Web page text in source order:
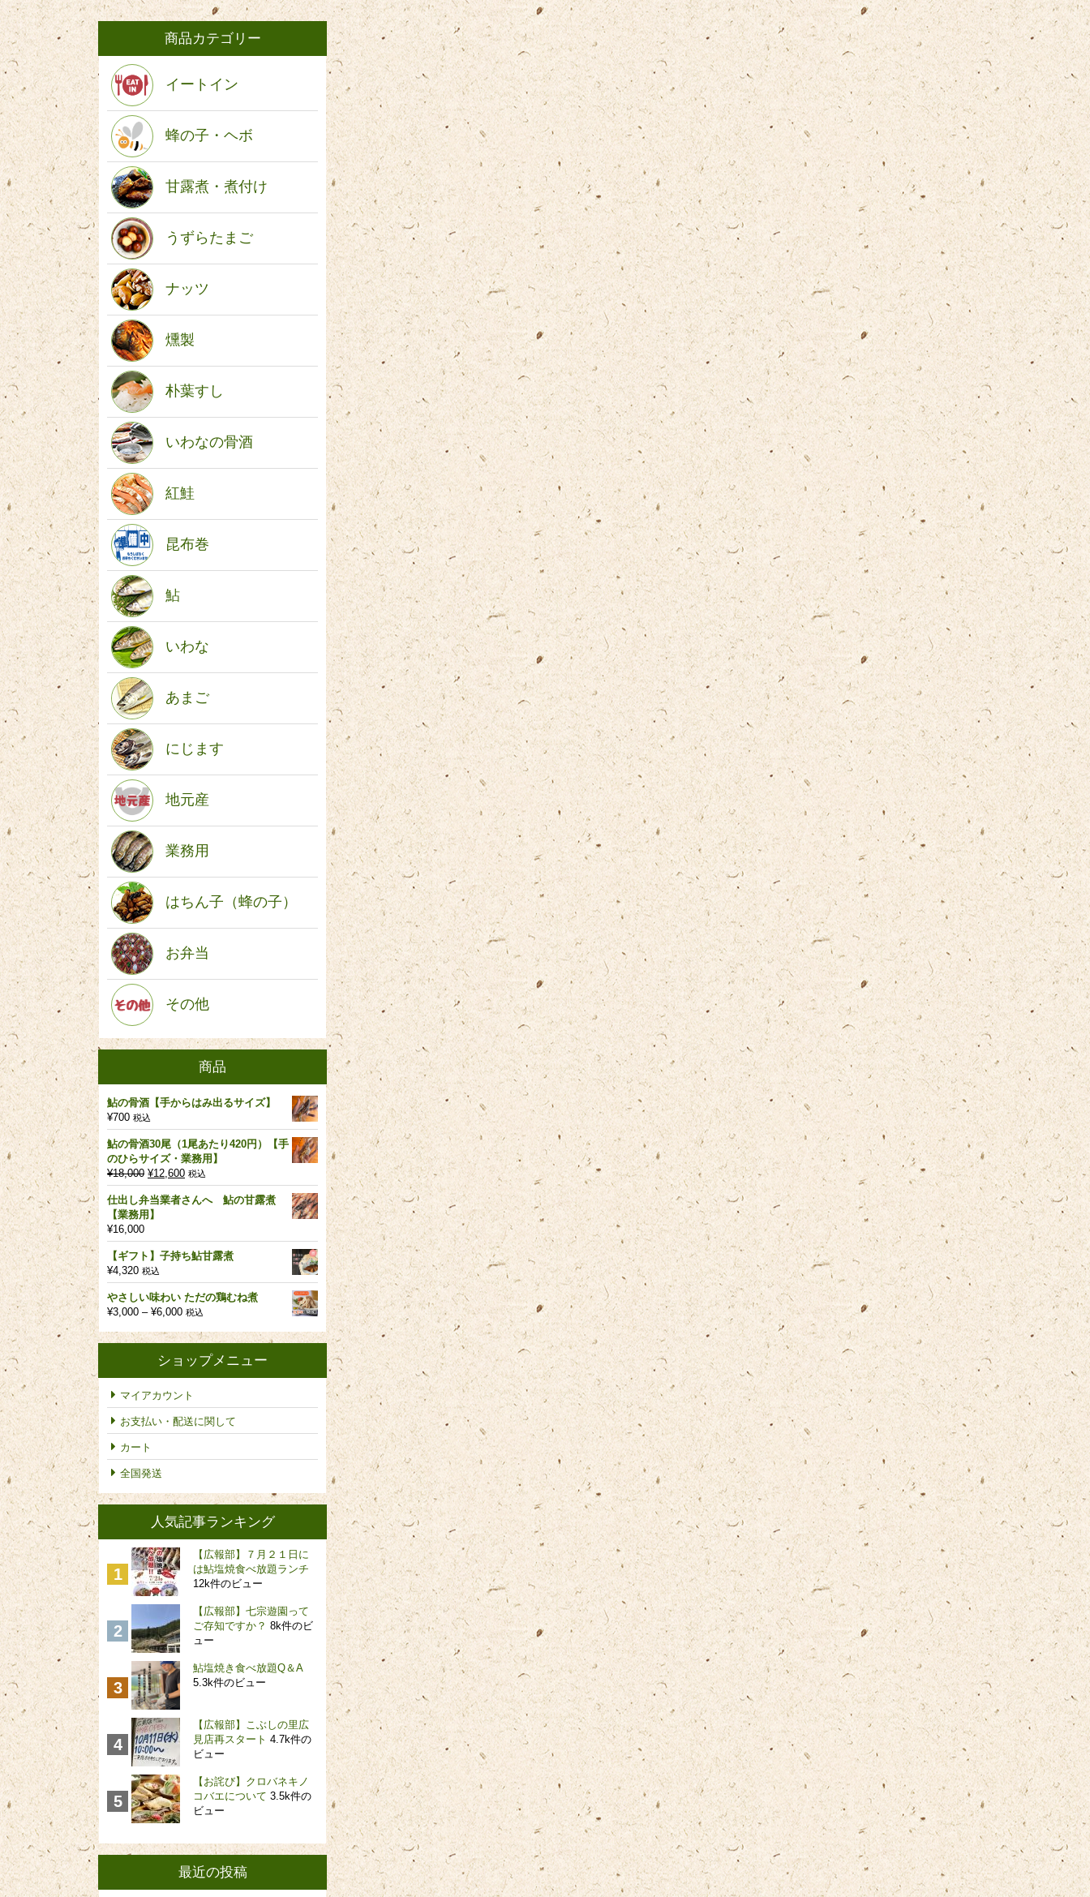
商品カテゴリー
イートイン
蜂の子・ヘボ
甘露煮・煮付け
うずらたまご
ナッツ
燻製
朴葉すし
いわなの骨酒
紅鮭
昆布巻
鮎
いわな
あまご
にじます
地元産
業務用
はちん子（蜂の子）
お弁当
その他
商品
鮎の骨酒【手からはみ出るサイズ】
¥700 税込
鮎の骨酒30尾（1尾あたり420円）【手
のひらサイズ・業務用】
¥18,000 元
の
価
格
¥18,000
で
し
た。
¥12,600現
在
の
は
¥12,600
税込
仕出し弁当業者さんへ 鮎の甘露煮
【業務用】
¥16,000
【ギフト】子持ち鮎甘露煮
¥4,320 税込
やさしい味わい ただの鶏むね煮
¥3,000 – ¥6,000価
帯:
¥3,000
税込
ショップメニュー
マイアカウント
お支払い・配送に関して
カート
全国発送
人気記事ランキング
【広報部】７月２１日に
は鮎塩焼食べ放題ランチ
12k件のビュー
【広報部】七宗遊園って
ご存知ですか？ 8k件のビ
ュー
鮎塩焼き食べ放題Q＆A
5.3k件のビュー
【広報部】こぶしの里広
見店再スタート 4.7k件の
ビュー
【お詫び】クロバネキノ
コバエについて 3.5k件の
ビュー
最近の投稿